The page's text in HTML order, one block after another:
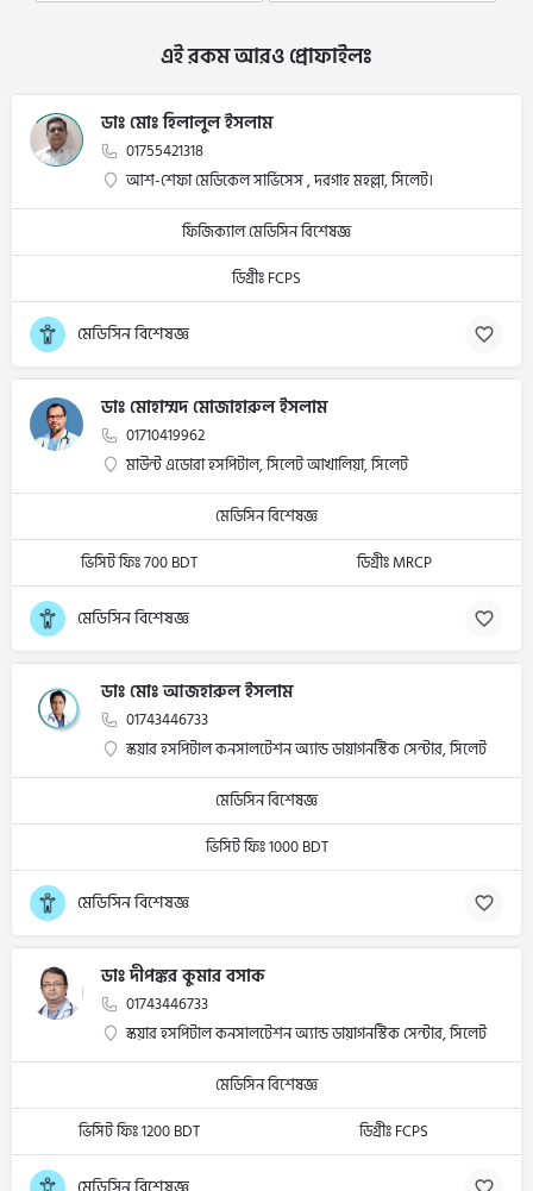
এই রকম আরও প্রোফাইলঃ
ডাঃ মোঃ হিলালুল ইসলাম
01755421318
আশ-শেফা মেডিকেল সার্ভিসেস , দরগাহ মহল্লা, সিলেট।
ফিজিক্যাল মেডিসিন বিশেষজ্ঞ
ডিগ্রীঃ FCPS
মেডিসিন বিশেষজ্ঞ
ডাঃ মোহাম্মদ মোজাহারুল ইসলাম
01710419962
মাউন্ট এডোরা হসপিটাল, সিলেট আখালিয়া, সিলেট
মেডিসিন বিশেষজ্ঞ
ভিসিট ফিঃ 700 BDT
ডিগ্রীঃ MRCP
মেডিসিন বিশেষজ্ঞ
ডাঃ মোঃ আজহারুল ইসলাম
01743446733
স্কয়ার হসপিটাল কনসালটেশন অ্যান্ড ডায়াগনস্টিক সেন্টার, সিলেট
মেডিসিন বিশেষজ্ঞ
ভিসিট ফিঃ 1000 BDT
মেডিসিন বিশেষজ্ঞ
ডাঃ দীপঙ্কর কুমার বসাক
01743446733
স্কয়ার হসপিটাল কনসালটেশন অ্যান্ড ডায়াগনস্টিক সেন্টার, সিলেট
মেডিসিন বিশেষজ্ঞ
ভিসিট ফিঃ 1200 BDT
ডিগ্রীঃ FCPS